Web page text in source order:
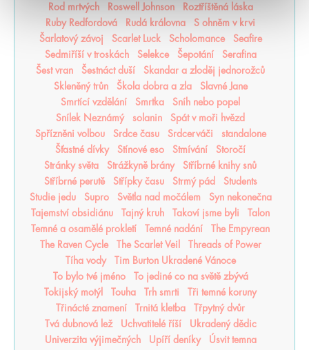
Rod mrtvých
Roswell Johnson
Roztříštěná láska
Ruby Redfordová
Rudá královna
S ohněm v krvi
Šarlatový závoj
Scarlet Luck Scholomance
Seafire
Sedmiříší v troskách
Selekce Šepotání
Serafina
Šest vran
Šestnáct duší
Skandar a zloděj jednorožců
Skleněný trůn
Škola dobra a zla
Slavné Jane
Smrtící vzdělání
Smrtka
Sníh nebo popel
Snílek Neznámý
solanin
Spát v moři hvězd
Spřízněni volbou
Srdce času Srdcerváči
standalone
Šťastné dívky
Stínové eso Stmívání
Storočí
Stránky světa
Strážkyně brány
Stříbrné knihy snů
Stříbrné perutě
Střípky času Strmý pád
Students
Studie jedu
Supro Světla nad močálem
Syn nekonečna
Tajemství obsidiánu
Tajný kruh Takoví jsme byli
Talon
Temné a osamělé prokletí
Temné nadání
The Empyrean
The Raven Cycle
The Scarlet Veil
Threads of Power
Tíha vody
Tim Burton Ukradené Vánoce
To bylo tvé jméno
To jediné co na světě zbývá
Tokijský motýl
Touha Trh smrti
Tři temné koruny
Třinácté znamení
Trnitá kletba
Třpytný dvůr
Tvá dubnová lež
Uchvatitelé říší
Ukradený dědic
Univerzita výjimečných
Upíří deníky
Úsvit temna